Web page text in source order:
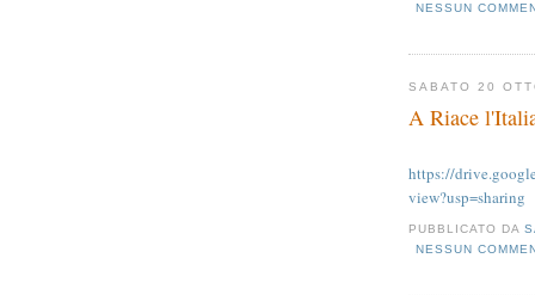
NESSUN
SABATO 20
A Riace
https://
view?usp=sharing
PUBBLICATO DA
NESSUN